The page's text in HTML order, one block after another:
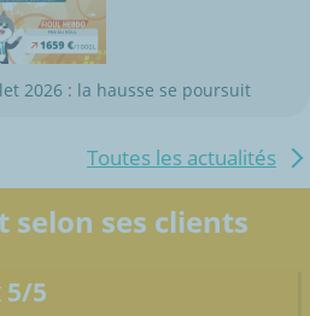
2026 : la hausse se poursuit
Toutes les actualités
selon ses clients
5/5